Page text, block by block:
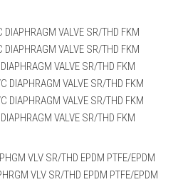
VALVE SR/THD FKM
VALVE SR/THD FKM
VALVE SR/THD FKM
DIAPHRAGM VALVE SR/THD FKM
DIAPHRAGM VALVE SR/THD FKM
VALVE SR/THD FKM
VLV SR/THD EPDM PTFE/EPDM
VLV SR/THD EPDM PTFE/EPDM